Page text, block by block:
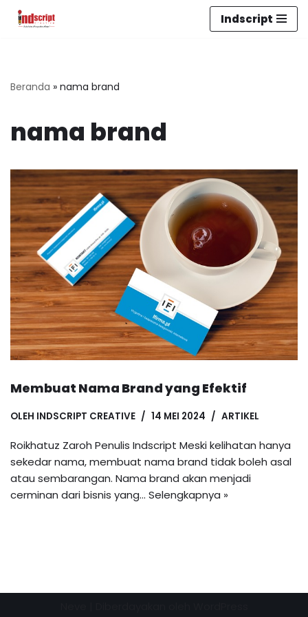
Indscript
Beranda » nama brand
nama brand
Membuat Nama Brand yang Efektif
OLEH INDSCRIPT CREATIVE 14 MEI 2024 ARTIKEL
Roikhatuz Zaroh Penulis Indscript Meski kelihatan hanya
sekedar nama, membuat nama brand tidak boleh asal
atau sembarangan. Nama brand akan menjadi
cerminan dari bisnis yang… Selengkapnya »